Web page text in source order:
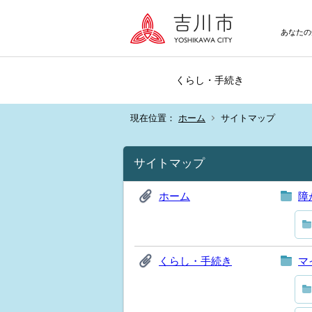
あなた
くらし・手続き
現在位置： ホーム サイトマップ
サイトマップ
ホーム 障
くらし・手続き マ